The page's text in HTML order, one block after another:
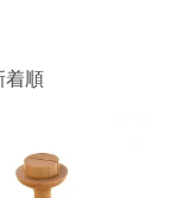
着順